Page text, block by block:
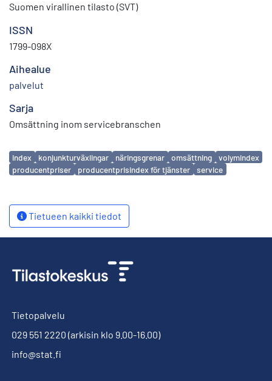
Suomen virallinen tilasto (SVT)
ISSN
1799-098X
Aihealue
palvelut
Sarja
Omsättning inom servicebranschen
Avainsanat
index konjunkturväxlingar näringsgrenar omsättning
volymindex
producentpriser
producentprisindex för tjänster service
Tietueen kaikki tiedot
Tietopalvelu
029 551 2220 (arkisin klo 9.00-16.00)
info@stat.fi